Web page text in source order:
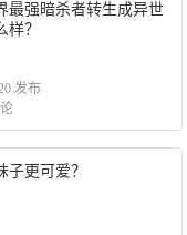
最强暗杀者转生成异世
样？
发布
子更可爱？